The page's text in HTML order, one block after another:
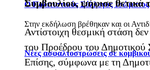
Ο Πολιτιστικός Σύλλογος
Στην εκδήλωση βρέθηκαν και οι
Νέες ασφαλτοστρώσεις σε
Συμβουλίου, ψήφισε θετικά
Αντίστοιχη θεσμική στάση
του Προέδρου του
Επίσης, σύμφωνα με τη